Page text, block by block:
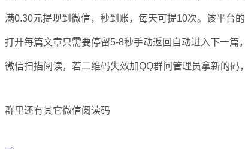
满0.30元提现到微信，秒到账，每天可提10次。该平台
打开每篇文章只需要停留5-8秒手动返回自动进入下一篇，
微信扫描阅读，若二维码失效加QQ群问管理员拿新的码，
群里还有其它微信阅读码